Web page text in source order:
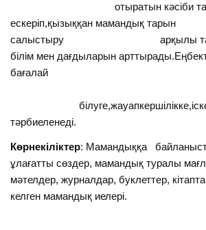
отыратын кәсіби
ескеріп,қызыққан мамандық тарын
салыстыру арқылы
білім мен дағдыларын
тәрбиеленеді.
Көрнекіліктер: Мамандыққа
ұлағатты сөздер, мамандық туралы
мәтелдер, журналдар, буклеттер,
келген мамандық иелері.